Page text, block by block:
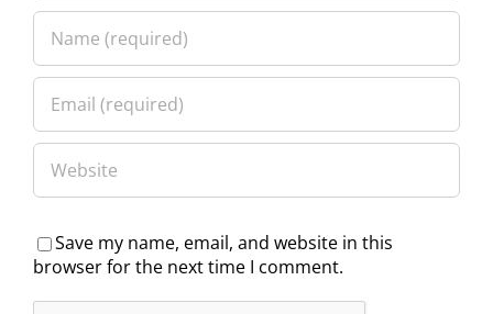
Save my name, email, and website in this
browser for the next time I comment.